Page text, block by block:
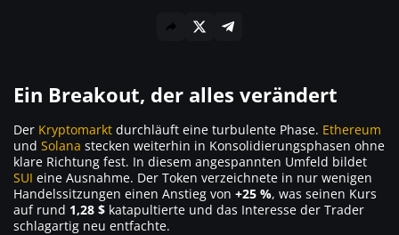
Ein Breakout, der alles verändert
Der Kryptomarkt durchläuft eine turbulente Phase. Ethereum
und Solana stecken weiterhin in Konsolidierungsphasen ohne
klare Richtung fest. In diesem angespannten Umfeld bildet
SUI eine Ausnahme. Der Token verzeichnete in nur wenigen
Handelssitzungen einen Anstieg von +25 %, was seinen Kurs
auf rund 1,28 $ katapultierte und das Interesse der Trader
schlagartig neu entfachte.